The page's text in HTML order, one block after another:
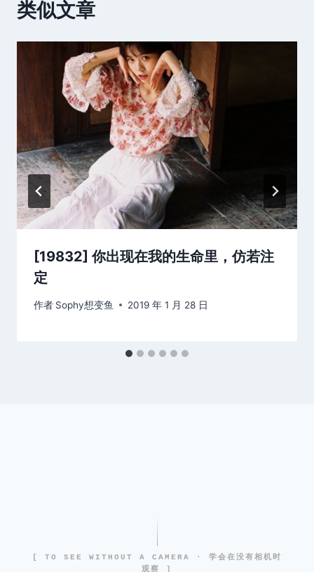
类似文章
[19832] 你出现在我的生命里，仿若注
定
作者 Sophy想变鱼 2019 年 1 月 28 日
[ TO SEE WITHOUT A CAMERA · 学会在没有相机时
观察 ]